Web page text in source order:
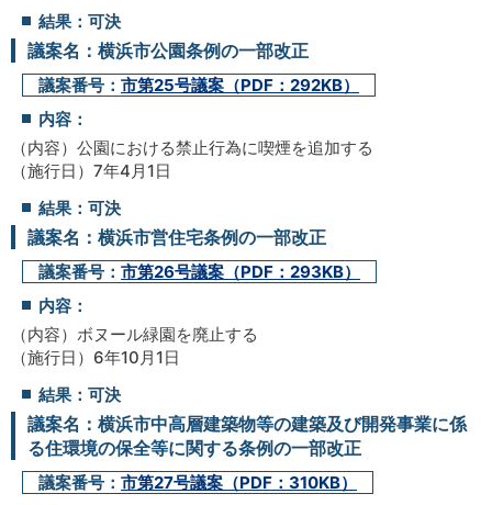
結果：可決
議案名：横浜市公園条例の一部改正
議案番号： 市第25号議案（PDF：292KB）
内容：
（内容）公園における禁止行為に喫煙を追加する
（施行日）7年4月1日
結果：可決
議案名：横浜市営住宅条例の一部改正
議案番号： 市第26号議案（PDF：293KB）
内容：
（内容）ボヌール緑園を廃止する
（施行日）6年10月1日
結果：可決
議案名：横浜市中高層建築物等の建築及び開発事業に係
る住環境の保全等に関する条例の一部改正
議案番号： 市第27号議案（PDF：310KB）